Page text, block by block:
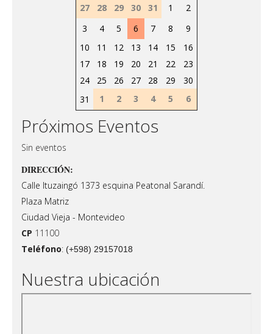
27
28 29 30 31 1
2
3
4 5 6 7 8
9
10
11 12 13 14 15
16
17
18 19 20 21 22
23
24
25 26 27 28 29
30
31
1 2 3 4 5 6
Próximos Eventos
Sin eventos
DIRECCIÓN:
Calle Ituzaingó 1373 esquina Peatonal Sarandí.
Plaza Matriz
Ciudad Vieja - Montevideo
CP 11100
Teléfono: (+598) 29157018
Nuestra ubicación